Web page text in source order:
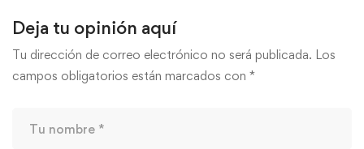
Deja tu opinión aquí
Tu dirección de correo electrónico no será publicada. Los
campos obligatorios están marcados con *